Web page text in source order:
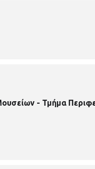
- Τμήμα